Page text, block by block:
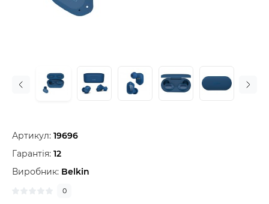
Артикул: 19696
Гарантія: 12
Виробник: Belkin
0